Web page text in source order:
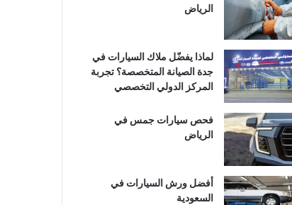
الرياض
لماذا يفضّل ملاك السيارات في
جدة الصيانة المتخصصة؟ تجربة
المركز الدولي التخصصي
فحص سيارات جمس في
الرياض
أفضل ورش السيارات في
السعودية